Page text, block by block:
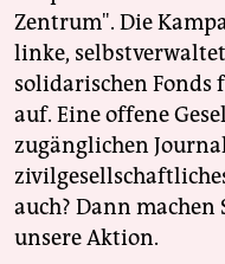
Zentrum". Die
linke,
solidarischen Fonds
auf. Eine offene
zugänglichen
auch? Dann
unsere Aktion.